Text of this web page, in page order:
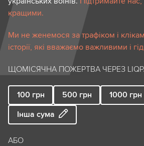
кращими.
Ми не женемося за трафіком і
історії, які вважаємо важливими і
ЩОМІСЯЧНА ПОЖЕРТВА ЧЕРЕЗ
100 грн 500 грн 1000 грн
Інша сума
АБО